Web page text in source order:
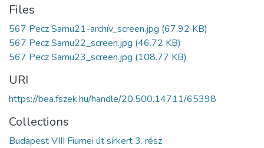
Files
567 Pecz Samu21-archív_screen.jpg (67.92 KB)
567 Pecz Samu22_screen.jpg (46.72 KB)
567 Pecz Samu23_screen.jpg (108.77 KB)
URI
https://bea.fszek.hu/handle/20.500.14711/65398
Collections
Budapest VIII Fiumei út sírkert 3. rész